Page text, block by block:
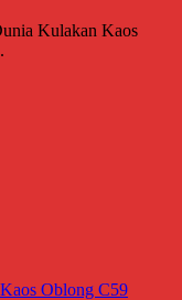
Kulakan Kaos
Oblong C59